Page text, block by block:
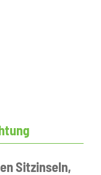
Sitzinseln,